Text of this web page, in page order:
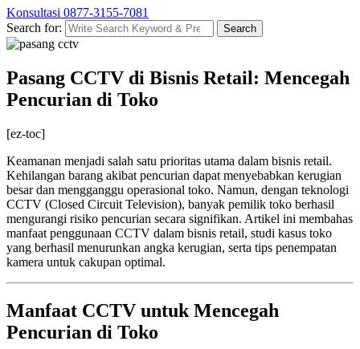
Konsultasi 0877-3155-7081
Search for:
Search
Pasang CCTV di Bisnis Retail: Mencegah
Pencurian di Toko
[ez-toc]
Keamanan menjadi salah satu prioritas utama dalam bisnis retail.
Kehilangan barang akibat pencurian dapat menyebabkan kerugian
besar dan mengganggu operasional toko. Namun, dengan teknologi
CCTV (Closed Circuit Television), banyak pemilik toko berhasil
mengurangi risiko pencurian secara signifikan. Artikel ini membahas
manfaat penggunaan CCTV dalam bisnis retail, studi kasus toko
yang berhasil menurunkan angka kerugian, serta tips penempatan
kamera untuk cakupan optimal.
Manfaat CCTV untuk Mencegah
Pencurian di Toko